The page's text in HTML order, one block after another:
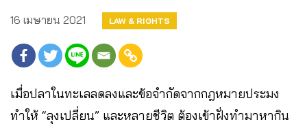
16 เมษายน 2021 LAW & RIGHTS
เมื่อปลาในทะเลลดลงและข้อจำกัดจากกฎหมายประมง
ทำให้ “ลุงเปลี่ยน” และหลายชีวิต ต้องเข้าฝั่งทำมาหากิน